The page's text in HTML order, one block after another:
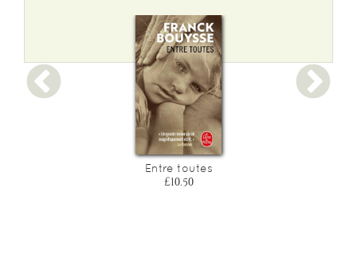
Entre toutes
£10.50